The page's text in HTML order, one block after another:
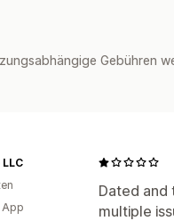
Gebühren
Dated and
multiple
App